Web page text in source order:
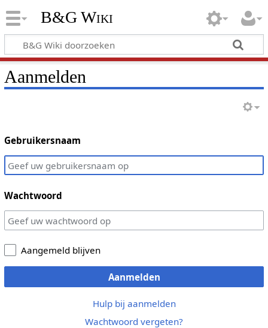
B&G Wiki
Aanmelden
Gebruikersnaam
Wachtwoord
Aangemeld blijven
Aanmelden
Hulp bij aanmelden
Wachtwoord vergeten?